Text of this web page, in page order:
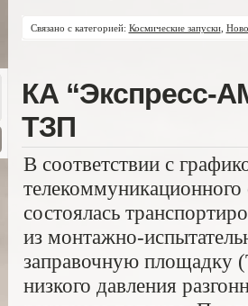
Связано с категорией: Космические запуски,
КА “Экспресс-
ТЗП
В соответствии с
состоялась
из монтажно-
заправочную площадку
низкого давления